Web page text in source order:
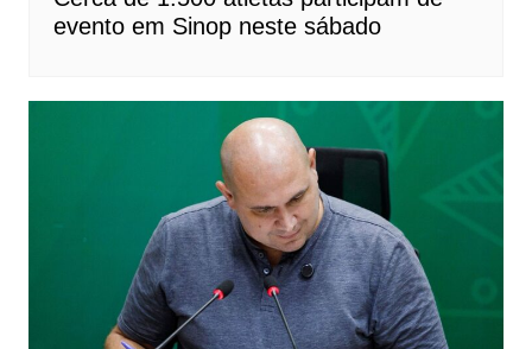
evento em Sinop neste sábado